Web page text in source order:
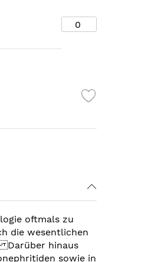
oftmals zu
die wesentlichen
Darüber hinaus
sowie in